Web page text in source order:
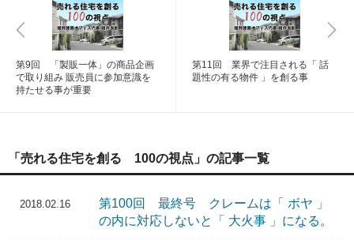
第9回 「製販一体」の商品企画
で取り組み 販売員に参加意識を
持たせる事が重要
第11回 業界で注目される「 話
題性の有る物件 」を創る事
「売れる住宅を創る 100の視点」の記事一覧
2018.02.16
第100回 最終号 クレームは「 ボヤ 」
の内に対応しないと「 大火事 」になる。